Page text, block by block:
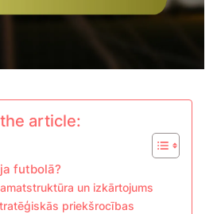
article:
futbolā?
un izkārtojums
priekšrocības